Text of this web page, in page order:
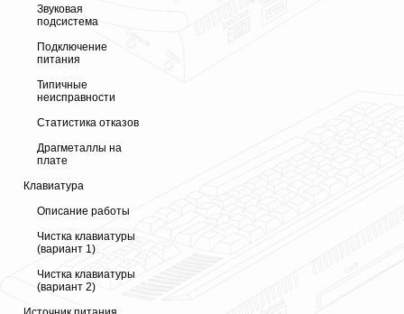
Звуковая
подсистема
Подключение
питания
Типичные
неисправности
Статистика отказов
Драгметаллы на
плате
Клавиатура
Описание работы
Чистка клавиатуры
(вариант 1)
Чистка клавиатуры
(вариант 2)